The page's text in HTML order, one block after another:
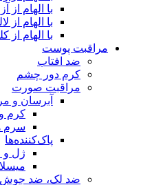
با الهام از
با الهام از
با الهام از
مراقبت پوست
ضد افتاب
کرم دور چشم
مراقبت صورت
آبرسان و
کرم
سرم
پاک‌کننده‌ها
ژل
ضد لک، ضد